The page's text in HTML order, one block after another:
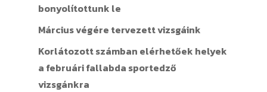
bonyolítottunk le
Március végére tervezett vizsgáink
Korlátozott számban elérhetőek helyek
a februári fallabda sportedző
vizsgánkra